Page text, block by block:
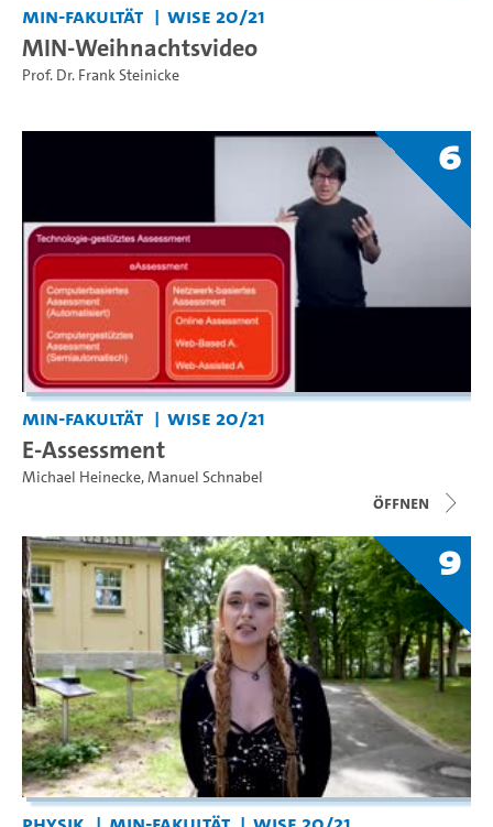
MIN-Fakultät WiSe 20/21
MIN-Weihnachtsvideo
Prof. Dr. Frank Steinicke
6
MIN-Fakultät WiSe 20/21
E-Assessment
Michael Heinecke,Manuel Schnabel
Öffnen
9